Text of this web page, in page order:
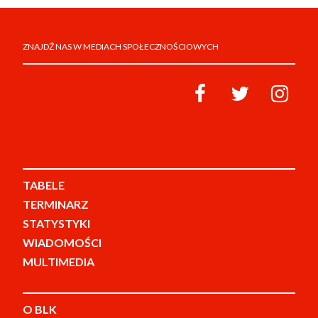
ZNAJDŹ NAS W MEDIACH SPOŁECZNOŚCIOWYCH
TABELE
TERMINARZ
STATYSTYKI
WIADOMOŚCI
MULTIMEDIA
O BLK